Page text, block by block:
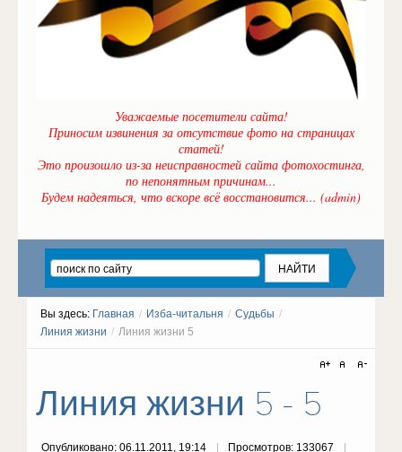
Уважаемые посетители сайта!
Приносим извинения за отсутствие фото на страницах
статей!
Это произошло из-за неисправностей сайта фотохостинга,
по непонятным причинам...
Будем надеяться, что вскоре всё восстановится... (admin)
Вы здесь: Главная / Изба-читальня / Судьбы /
Линия жизни / Линия жизни 5
Линия жизни 5 - 5
Опубликовано: 06.11.2011, 19:14 Просмотров: 133067